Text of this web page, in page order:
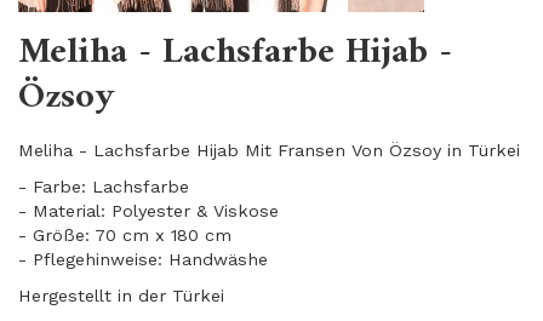
Meliha - Lachsfarbe Hijab -
Özsoy
Meliha - Lachsfarbe Hijab Mit Fransen Von Özsoy in Türkei
- Farbe: Lachsfarbe
- Material: Polyester & Viskose
- Größe: 70 cm x 180 cm
- Pflegehinweise: Handwäshe
Hergestellt in der Türkei